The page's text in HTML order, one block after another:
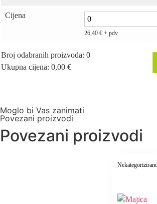
Cijena
26,40 € + pdv
Broj odabranih proizvoda: 0
Ukupna cijena: 0,00 €
Moglo bi Vas zanimati
Povezani proizvodi
Povezani proizvodi